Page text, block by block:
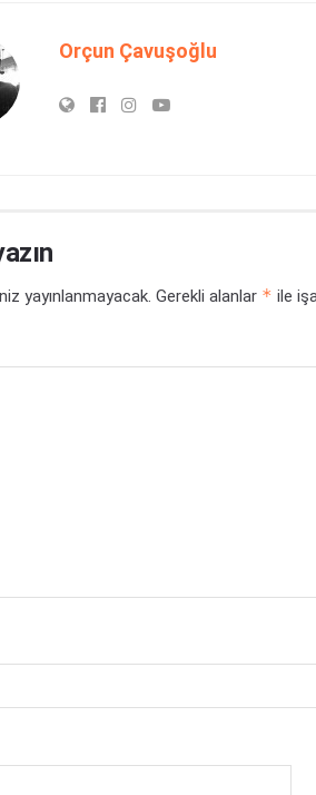
Orçun Çavuşoğlu
yayınlanmayacak. Gerekli alanlar * ile